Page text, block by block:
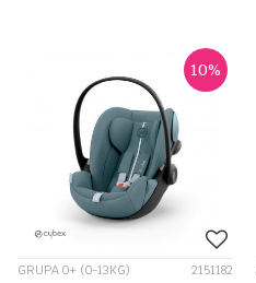
10%
GRUPA 0+ (0-13KG) 2151182